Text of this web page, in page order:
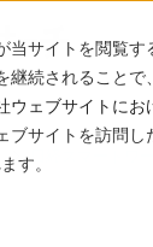
当サイトを閲覧
継続されること
ウェブサイトに
ブサイトを訪問
す。日経スマートワー